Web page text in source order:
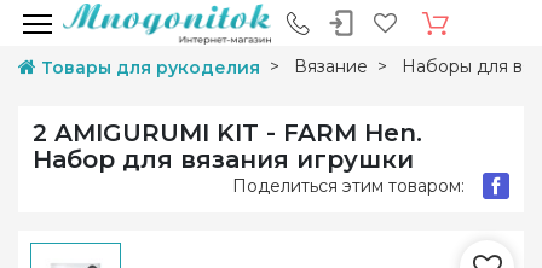
Товары для рукоделия Вязание Наборы для
2 AMIGURUMI KIT - FARM Hen.
Набор для вязания игрушки
Поделиться этим товаром: